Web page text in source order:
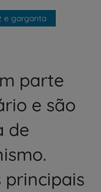
e garganta
parte
e são
de
principais